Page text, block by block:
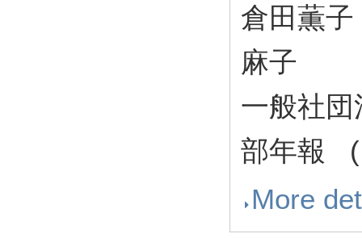
倉田薫
麻子
一般社
部年報
More